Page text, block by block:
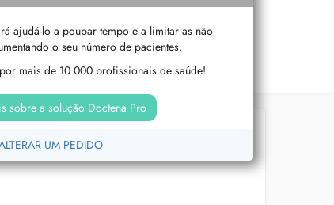
ajudá-lo a poupar tempo e a limitar as não
o seu número de pacientes.
mais de 10 000 profissionais de saúde!
sobre a solução Doctena Pro
UM PEDIDO